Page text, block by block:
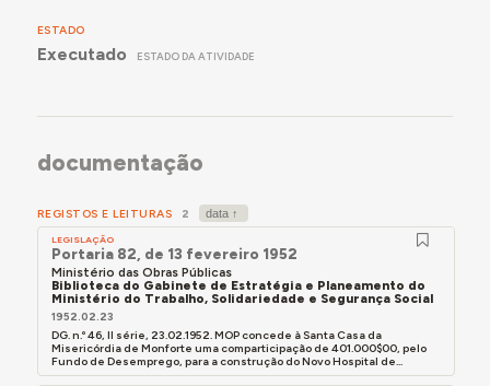
ESTADO
Executado ESTADO DA ATIVIDADE
documentação
REGISTOS E LEITURAS 2
LEGISLAÇÃO
Portaria 82, de 13 fevereiro 1952
Ministério das Obras Públicas
Biblioteca do Gabinete de Estratégia e Planeamento do
Ministério do Trabalho, Solidariedade e Segurança Social
1952.02.23
DG. n.º 46, II série, 23.02.1952. MOP concede à Santa Casa da
Misericórdia de Monforte uma comparticipação de 401.000$00, pelo
Fundo de Desemprego, para a construção do Novo Hospital de...